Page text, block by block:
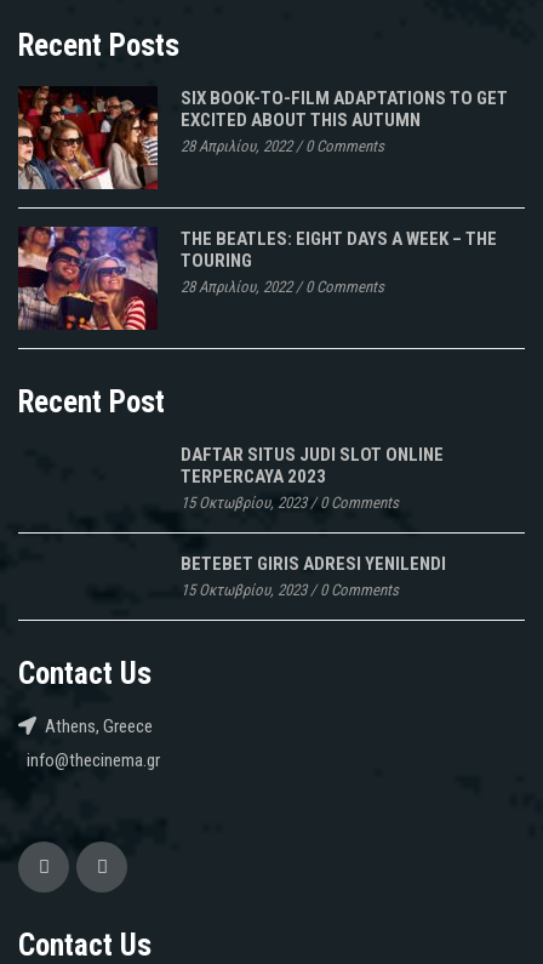
Recent Posts
SIX BOOK-TO-FILM ADAPTATIONS TO GET
EXCITED ABOUT THIS AUTUMN
28 Απριλίου, 2022/0 Comments
THE BEATLES: EIGHT DAYS A WEEK – THE
TOURING
28 Απριλίου, 2022/0 Comments
Recent Post
DAFTAR SITUS JUDI SLOT ONLINE
TERPERCAYA 2023
15 Οκτωβρίου, 2023/0 Comments
BETEBET GIRIS ADRESI YENILENDI
15 Οκτωβρίου, 2023/0 Comments
Contact Us
Athens, Greece
info@thecinema.gr
Contact Us